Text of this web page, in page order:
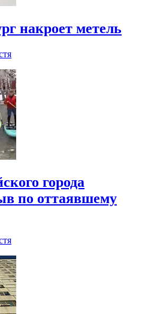
накроет метель
города
по оттаявшему